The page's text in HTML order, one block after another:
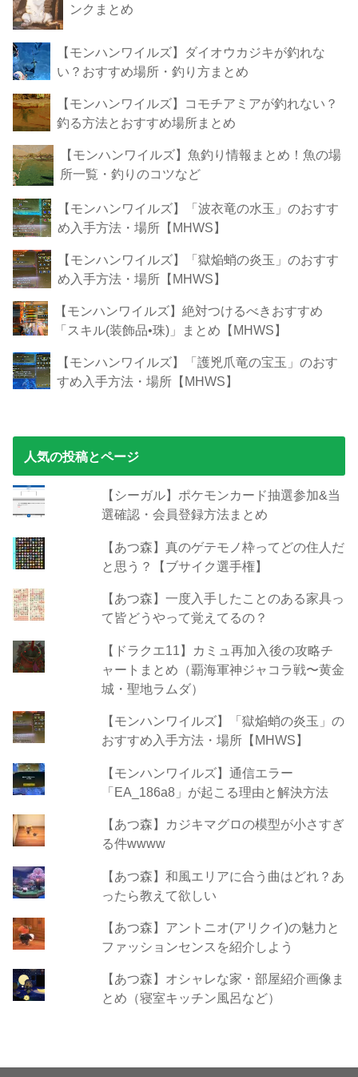
ンクまとめ
【モンハンワイルズ】ダイオウカジキが釣れな
い？おすすめ場所・釣り方まとめ
【モンハンワイルズ】コモチアミアが釣れない？
釣る方法とおすすめ場所まとめ
【モンハンワイルズ】魚釣り情報まとめ！魚の場
所一覧・釣りのコツなど
【モンハンワイルズ】「波衣竜の水玉」のおすす
め入手方法・場所【MHWS】
【モンハンワイルズ】「獄焔蛸の炎玉」のおすす
め入手方法・場所【MHWS】
【モンハンワイルズ】絶対つけるべきおすすめ
「スキル(装飾品•珠)」まとめ【MHWS】
【モンハンワイルズ】「護兇爪竜の宝玉」のおす
すめ入手方法・場所【MHWS】
人気の投稿とページ
【シーガル】ポケモンカード抽選参加&当
選確認・会員登録方法まとめ
【あつ森】真のゲテモノ枠ってどの住人だ
と思う？【ブサイク選手権】
【あつ森】一度入手したことのある家具っ
て皆どうやって覚えてるの？
【ドラクエ11】カミュ再加入後の攻略チ
ャートまとめ（覇海軍神ジャコラ戦〜黄金
城・聖地ラムダ）
【モンハンワイルズ】「獄焔蛸の炎玉」の
おすすめ入手方法・場所【MHWS】
【モンハンワイルズ】通信エラー
「EA_186a8」が起こる理由と解決方法
【あつ森】カジキマグロの模型が小さすぎ
る件wwww
【あつ森】和風エリアに合う曲はどれ？あ
ったら教えて欲しい
【あつ森】アントニオ(アリクイ)の魅力と
ファッションセンスを紹介しよう
【あつ森】オシャレな家・部屋紹介画像ま
とめ（寝室キッチン風呂など）